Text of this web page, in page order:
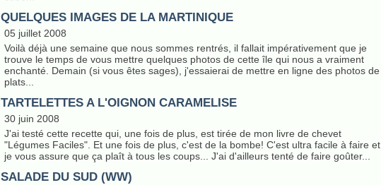
QUELQUES IMAGES DE LA MARTINIQUE
05 juillet 2008
Voilà déjà une semaine que nous sommes rentrés, il fallait impérativement que je
trouve le temps de vous mettre quelques photos de cette île qui nous a vraiment
enchanté. Demain (si vous êtes sages), j'essaierai de mettre en ligne des photos de
plats...
TARTELETTES A L'OIGNON CARAMELISE
30 juin 2008
J'ai testé cette recette qui, une fois de plus, est tirée de mon livre de chevet
"Légumes Faciles". Et une fois de plus, c'est de la bombe! C'est ultra facile à faire et
je vous assure que ça plaît à tous les coups... J'ai d'ailleurs tenté de faire goûter...
SALADE DU SUD (WW)